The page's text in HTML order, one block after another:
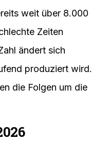
weit über 8.000
Zeiten
ändert sich
produziert wird.
die Folgen um die